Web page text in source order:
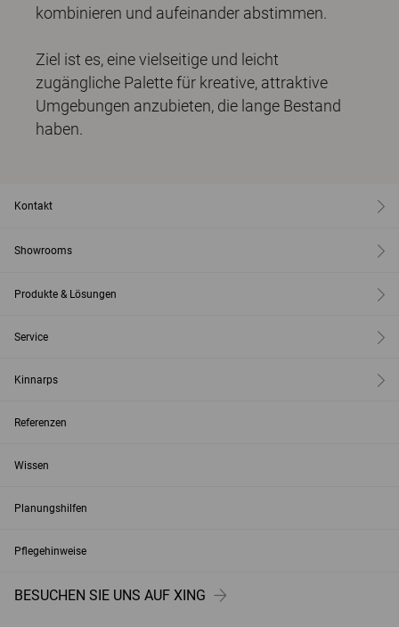
kombinieren und aufeinander abstimmen.
Ziel ist es, eine vielseitige und leicht
zugängliche Palette für kreative, attraktive
Umgebungen anzubieten, die lange Bestand
haben.
Kontakt
Showrooms
Produkte & Lösungen
Service
Kinnarps
Referenzen
Wissen
Planungshilfen
Pflegehinweise
BESUCHEN SIE UNS AUF XING